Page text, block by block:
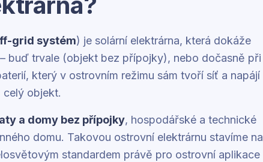
grid systém) je solární elektrárna, která dokáže
– buď trvale (objekt bez přípojky), nebo dočasně při
který v ostrovním režimu sám tvoří síť a napájí
celý objekt.
a domy bez přípojky, hospodářské a technické
domu. Takovou ostrovní elektrárnu stavíme na
standardem právě pro ostrovní aplikace